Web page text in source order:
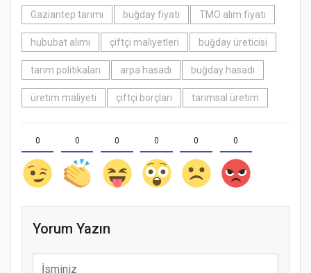
Gaziantep tarımı buğday fiyatı TMO alım fiyatı
hububat alımı çiftçi maliyetleri buğday üreticisi
tarım politikaları arpa hasadı buğday hasadı
üretim maliyeti çiftçi borçları tarımsal üretim
0 0 0 0 0 0
Yorum Yazın